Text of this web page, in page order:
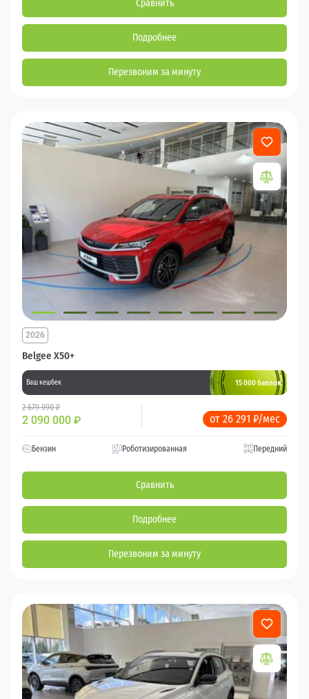
Сравнить
Подробнее
Перезвоним за минуту
Belgee X50+
2026
Ваш кешбек 15 000 баллов
2 679 990 ₽
2 090 000 ₽ от 26 291 ₽/мес
Бензин Роботизированная Передний
Сравнить
Подробнее
Перезвоним за минуту